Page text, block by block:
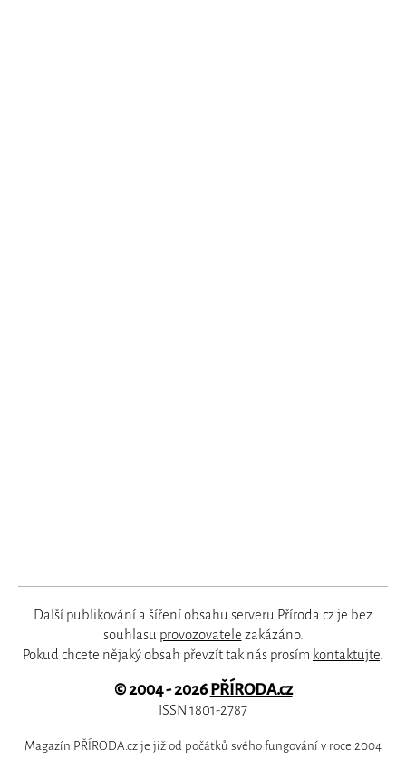
Další publikování a šíření obsahu serveru Příroda.cz je bez
souhlasu provozovatele zakázáno.
Pokud chcete nějaký obsah převzít tak nás prosím kontaktujte.
© 2004 - 2026PŘÍRODA.cz
ISSN 1801-2787
Magazín PŘÍRODA.cz je již od počátků svého fungování v roce 2004